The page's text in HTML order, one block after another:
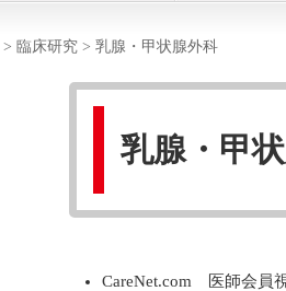
> 臨床研究 > 乳腺・甲状腺外科
乳腺・甲
CareNet.com 医師会員